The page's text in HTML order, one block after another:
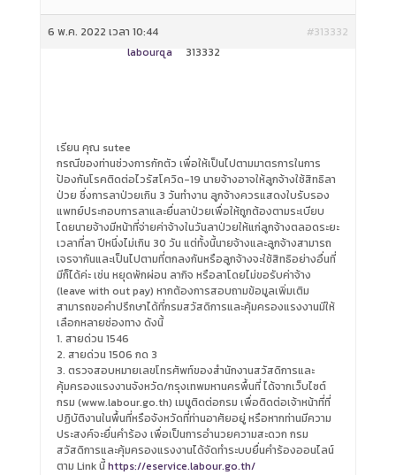
6 พ.ค. 2022 เวลา 10:44
#313332
labourqa
313332
เรียน คุณ sutee
กรณีของท่านช่วงการกักตัว เพื่อให้เป็นไปตามมาตรการในการ
ป้องกันโรคติดต่อไวรัสโควิด-19 นายจ้างอาจให้ลูกจ้างใช้สิทธิลา
ป่วย ซึ่งการลาป่วยเกิน 3 วันทำงาน ลูกจ้างควรแสดงใบรับรอง
แพทย์ประกอบการลาและยื่นลาป่วยเพื่อให้ถูกต้องตามระเบียบ
โดยนายจ้างมีหน้าที่จ่ายค่าจ้างในวันลาป่วยให้แก่ลูกจ้างตลอดระยะ
เวลาที่ลา ปีหนึ่งไม่เกิน 30 วัน แต่ทั้งนี้นายจ้างและลูกจ้างสามารถ
เจรจากันและเป็นไปตามที่ตกลงกันหรือลูกจ้างจะใช้สิทธิอย่างอื่นที่
มีก็ได้ค่ะ เช่น หยุดพักผ่อน ลากิจ หรือลาโดยไม่ขอรับค่าจ้าง
(leave with out pay) หากต้องการสอบถามข้อมูลเพิ่มเติม
สามารถขอคำปรึกษาได้ที่กรมสวัสดิการและคุ้มครองแรงงานมีให้
เลือกหลายช่องทาง ดังนี้
1. สายด่วน 1546
2. สายด่วน 1506 กด 3
3. ตรวจสอบหมายเลขโทรศัพท์ของสำนักงานสวัสดิการและ
คุ้มครองแรงงานจังหวัด/กรุงเทพมหานครพื้นที่ ได้จากเว็บไซต์
กรม (www.labour.go.th) เมนูติดต่อกรม เพื่อติดต่อเจ้าหน้าที่ที่
ปฏิบัติงานในพื้นที่หรือจังหวัดที่ท่านอาศัยอยู่ หรือหากท่านมีความ
ประสงค์จะยื่นคำร้อง เพื่อเป็นการอำนวยความสะดวก กรม
สวัสดิการและคุ้มครองแรงงานได้จัดทำระบบยื่นคำร้องออนไลน์
ตาม Link นี้https://eservice.labour.go.th/